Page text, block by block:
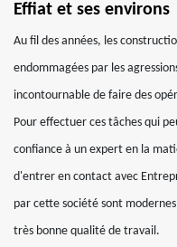
Effiat et ses environs
Au fil des années, les
endommagées par les
incontournable de faire des
Pour effectuer ces tâches qui
confiance à un expert en la
d'entrer en contact avec
par cette société sont
très bonne qualité de travail.